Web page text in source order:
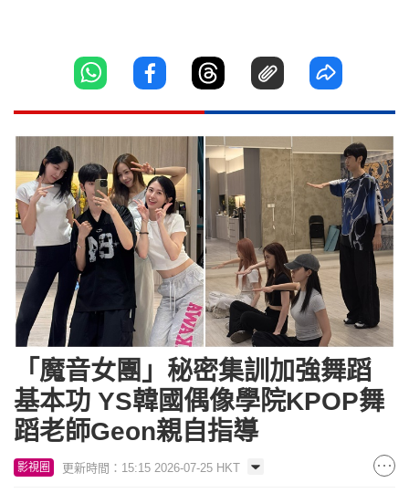
「魔音女團」秘密集訓加強舞蹈
基本功 YS韓國偶像學院KPOP舞
蹈老師Geon親自指導
影視圈 更新時間：15:15 2026-07-25 HKT